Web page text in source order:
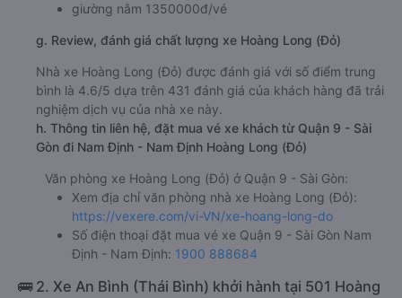
giường nằm 1350000đ/vé
g. Review, đánh giá chất lượng xe Hoàng Long (Đỏ)
Nhà xe Hoàng Long (Đỏ) được đánh giá với số điểm trung
bình là 4.6/5 dựa trên 431 đánh giá của khách hàng đã trải
nghiệm dịch vụ của nhà xe này.
h. Thông tin liên hệ, đặt mua vé xe khách từ Quận 9 - Sài
Gòn đi Nam Định - Nam Định Hoàng Long (Đỏ)
Văn phòng xe Hoàng Long (Đỏ) ở Quận 9 - Sài Gòn:
Xem địa chỉ văn phòng nhà xe Hoàng Long (Đỏ):
https://vexere.com/vi-VN/xe-hoang-long-do
Số điện thoại đặt mua vé xe Quận 9 - Sài Gòn Nam
Định - Nam Định: 1900 888684
🚌 2. Xe An Bình (Thái Bình) khởi hành tại 501 Hoàng